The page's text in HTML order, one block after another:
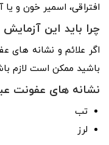
افتراقی، اسمیر خون و
چرا باید این
اگر علائم و نشانه­ های
باشید ممکن است لازم
نشانه ­های عفونت
تب
لرز